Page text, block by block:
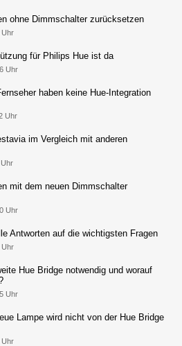
ohne Dimmschalter zurücksetzen
Uhr
für Philips Hue ist da
Uhr
haben keine Hue-Integration
Uhr
im Vergleich mit anderen
mit dem neuen Dimmschalter
Uhr
Antworten auf die wichtigsten Fragen
Uhr
Hue Bridge notwendig und worauf
Uhr
Lampe wird nicht von der Hue Bridge
Uhr